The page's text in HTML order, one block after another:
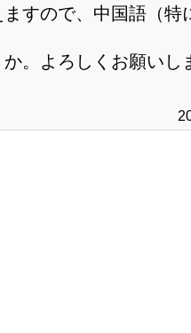
ますので、中国語（特
。よろしくお願いし